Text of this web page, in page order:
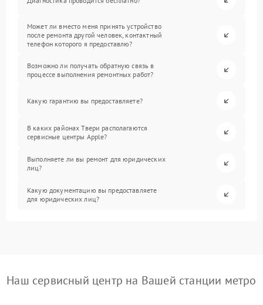
Может ли вместо меня принять устройство
после ремонта другой человек, контактный
телефон которого я предоставлю?
Возможно ли получать обратную связь в
процессе выполнения ремонтных работ?
Какую гарантию вы предоставляете?
В каких районах Твери располагаются
сервисные центры Apple?
Выполняете ли вы ремонт для юридических
лиц?
Какую документацию вы предоставляете
для юридических лиц?
Наш сервисный центр на Вашей станции метро